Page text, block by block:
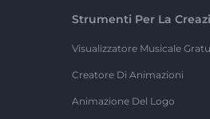
Strumenti Per La
Visualizzatore Musicale
Creatore Di Animazioni
Animazione Del Logo